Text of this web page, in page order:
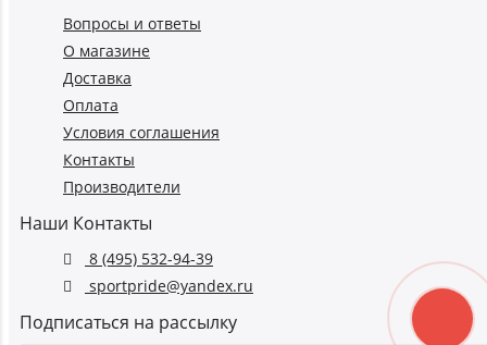
Вопросы и ответы
О магазине
Доставка
Оплата
Условия соглашения
Контакты
Производители
Наши Контакты
8 (495) 532-94-39
sportpride@yandex.ru
Подписаться на рассылку